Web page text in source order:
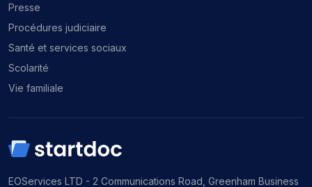
Presse
Procédures judiciaire
Santé et services sociaux
Scolarité
Vie familiale
EOServices LTD - 2 Communications Road, Greenham Business